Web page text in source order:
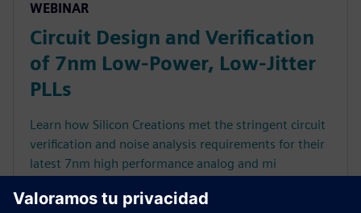
WEBINAR
Circuit Design and Verification
of 7nm Low-Power, Low-Jitter
PLLs
Learn how Silicon Creations met the stringent circuit
verification and noise analysis requirements for their
latest 7nm high performance analog and mi